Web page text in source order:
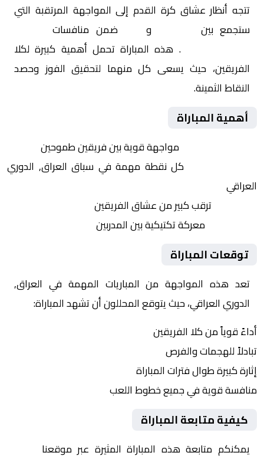
تتجه أنظار عشاق كرة القدم إلى المواجهة المرتقبة التي
ستجمع بين
و ضمن منافسات
. هذه المباراة تحمل أهمية كبيرة لكلا
الفريقين، حيث يسعى كل منهما لتحقيق الفوز وحصد
النقاط الثمينة.
أهمية المباراة
مواجهة قوية بين فريقين طموحين
كل نقطة مهمة في سباق العراق, الدوري
العراقي
ترقب كبير من عشاق الفريقين
معركة تكتيكية بين المدربين
توقعات المباراة
تعد هذه المواجهة من المباريات المهمة في العراق,
الدوري العراقي، حيث يتوقع المحللون أن تشهد المباراة:
أداءً قوياً من كلا الفريقين
تبادلاً للهجمات والفرص
إثارة كبيرة طوال فترات المباراة
منافسة قوية في جميع خطوط اللعب
كيفية متابعة المباراة
يمكنكم متابعة هذه المباراة المثيرة عبر موقعنا